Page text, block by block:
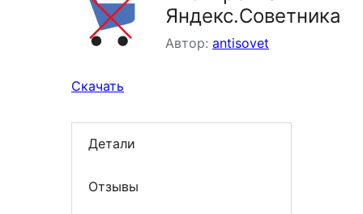
Яндекс.Советника
Автор: antisovet
Скачать
Детали
Отзывы